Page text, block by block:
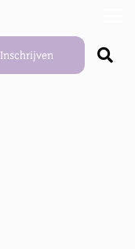
Inschrijven